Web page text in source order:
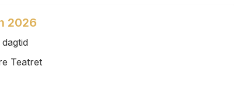
2026
Teatret